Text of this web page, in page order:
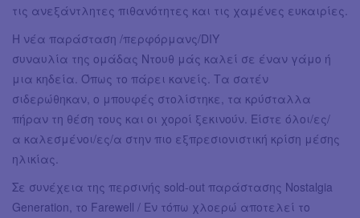
τις ανεξάντλητες πιθανότητες και τις χαμένες ευκαιρίες.
Η νέα παράσταση /περφόρμανς/DIY
συναυλία της ομάδας Ντουθ μάς καλεί σε έναν γάμο ή
μια κηδεία. Όπως το πάρει κανείς. Τα σατέν
σιδερώθηκαν, ο μπουφές στολίστηκε, τα κρύσταλλα
πήραν τη θέση τους και οι χοροί ξεκινούν. Είστε όλοι/ες/
α καλεσμένοι/ες/α στην πιο εξπρεσιονιστική κρίση μέσης
ηλικίας.
Σε συνέχεια της περσινής sold-out παράστασης Nostalgia
Generation, το Farewell / Εν τόπω χλοερώ αποτελεί το